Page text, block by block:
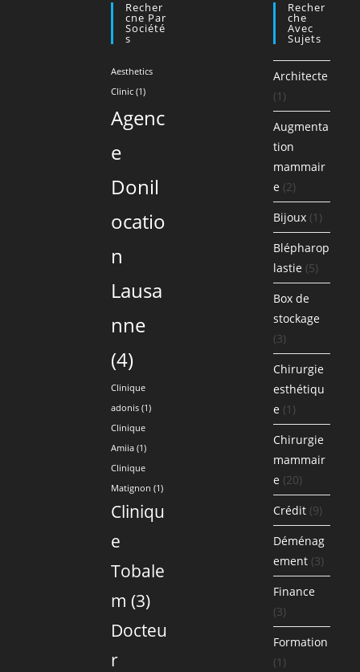
Recher
Cne Par
Société
S
Aesthetics
Clinic (1)
Agenc
e
Donil
ocatio
n
Lausa
nne
(4)
Clinique
adonis (1)
Clinique
Amiia (1)
Clinique
Matignon (1)
Cliniqu
e
Tobale
m (3)
Docteu
r
Recher
Che
Avec
Sujets
Architecte
(1)
Augmenta
tion
mammair
e (2)
Bijoux (1)
Blépharop
lastie (5)
Box de
stockage
(3)
Chirurgie
esthétiqu
e (1)
Chirurgie
mammair
e (20)
Crédit (9)
Déménag
ement (3)
Finance
(3)
Formation
(1)